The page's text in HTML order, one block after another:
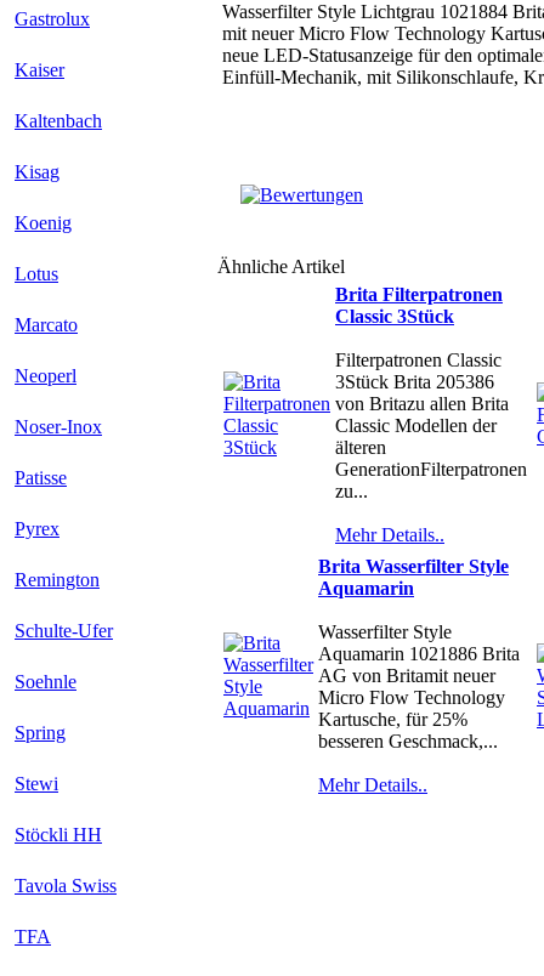
Gastrolux
Kaiser
Kaltenbach
Kisag
Koenig
Lotus
Marcato
Neoperl
Noser-Inox
Patisse
Pyrex
Remington
Schulte-Ufer
Soehnle
Spring
Stewi
Stöckli HH
Tavola Swiss
TFA
Wasserfilter Style Lichtgrau 1021884
mit neuer Micro Flow Technology
neue LED-Statusanzeige für den
Einfüll-Mechanik, mit Silikonschlaufe,
Ähnliche Artikel
Brita Filterpatronen
Classic 3Stück
Filterpatronen Classic
3Stück Brita 205386
von Britazu allen Brita
Classic Modellen der
älteren
GenerationFilterpatronen
zu...
Mehr Details..
Brita Wasserfilter Style
Aquamarin
Wasserfilter Style
Aquamarin 1021886 Brita
AG von Britamit neuer
Micro Flow Technology
Kartusche, für 25%
besseren Geschmack,...
Mehr Details..